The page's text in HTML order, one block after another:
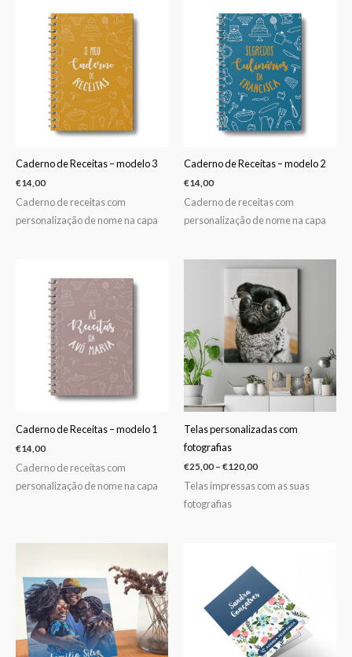
Caderno de Receitas – modelo 3
€14,00
Caderno de receitas com
personalização de nome na capa
Caderno de Receitas – modelo 2
€14,00
Caderno de receitas com
personalização de nome na capa
Caderno de Receitas – modelo 1
€14,00
Caderno de receitas com
personalização de nome na capa
Telas personalizadas com
fotografias
€25,00 – €120,00
€25,00
through
€120,00
Telas impressas com as suas
fotografias
€15,00
through
€20,00